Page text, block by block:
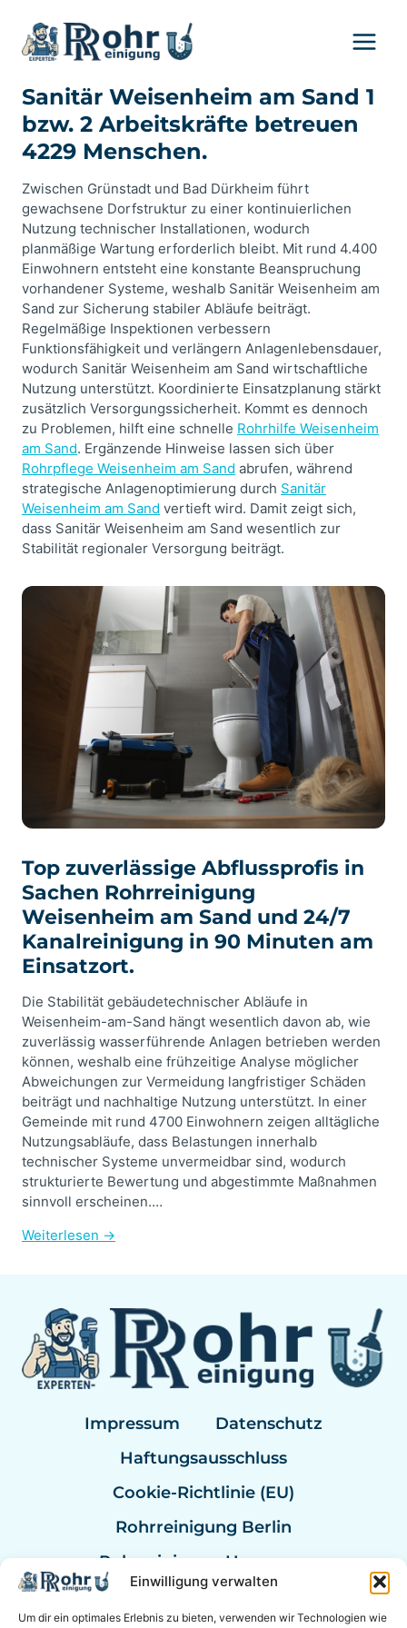
Einwilligung verwalten
Um dir ein optimales Erlebnis zu bieten, verwenden wir Technologien wie
Inhalt
springen
Sanitär Weisenheim am Sand 1
bzw. 2 Arbeitskräfte betreuen
4229 Menschen.
Zwischen Grünstadt und Bad Dürkheim führt
gewachsene Dorfstruktur zu einer kontinuierlichen
Nutzung technischer Installationen, wodurch
planmäßige Wartung erforderlich bleibt. Mit rund 4.400
Einwohnern entsteht eine konstante Beanspruchung
vorhandener Systeme, weshalb Sanitär Weisenheim am
Sand zur Sicherung stabiler Abläufe beiträgt.
Regelmäßige Inspektionen verbessern
Funktionsfähigkeit und verlängern Anlagenlebensdauer,
wodurch Sanitär Weisenheim am Sand wirtschaftliche
Nutzung unterstützt. Koordinierte Einsatzplanung stärkt
zusätzlich Versorgungssicherheit. Kommt es dennoch
zu Problemen, hilft eine schnelle Rohrhilfe Weisenheim
am Sand. Ergänzende Hinweise lassen sich über
Rohrpflege Weisenheim am Sand abrufen, während
strategische Anlagenoptimierung durch Sanitär
Weisenheim am Sand vertieft wird. Damit zeigt sich,
dass Sanitär Weisenheim am Sand wesentlich zur
Stabilität regionaler Versorgung beiträgt.
Top zuverlässige Abflussprofis in
Sachen Rohrreinigung
Weisenheim am Sand und 24/7
Kanalreinigung in 90 Minuten am
Einsatzort.
Die Stabilität gebäudetechnischer Abläufe in
Weisenheim-am-Sand hängt wesentlich davon ab, wie
zuverlässig wasserführende Anlagen betrieben werden
können, weshalb eine frühzeitige Analyse möglicher
Abweichungen zur Vermeidung langfristiger Schäden
beiträgt und nachhaltige Nutzung unterstützt. In einer
Gemeinde mit rund 4700 Einwohnern zeigen alltägliche
Nutzungsabläufe, dass Belastungen innerhalb
technischer Systeme unvermeidbar sind, wodurch
strukturierte Bewertung und abgestimmte Maßnahmen
sinnvoll erscheinen.…
Weiterlesen →
Impressum
Datenschutz
Haftungsausschluss
Cookie-Richtlinie (EU)
Rohrreinigung Berlin
Rohrreinigung Hannover
Rohrreinigung Bremen